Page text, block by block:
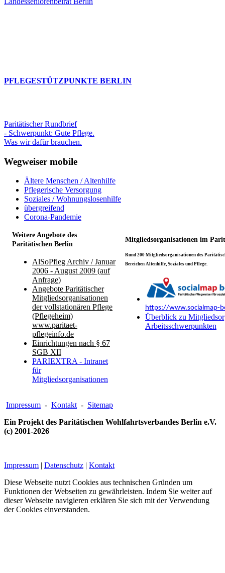
PFLEGESTÜTZPUNKTE BERLIN
Paritätischer Rundbrief
- Schwerpunkt: Gute Pflege.
Was wir dafür brauchen.
Wegweiser mobile
Ältere Menschen / Altenhilfe
Pflegerische Versorgung
Soziales / Wohnungslosenhilfe
übergreifend
Corona-Pandemie
Weitere Angebote des
Paritätischen Berlin
Mitgliedsorganisationen im
AlSoPfleg Archiv / Januar
2006 - August 2009 (auf
Anfrage)
Angebote Paritätischer
Mitgliedsorganisationen
der vollstationären Pflege
(Pflegeheim)
www.paritaet-
pflegeinfo.de
Einrichtungen nach § 67
SGB XII
PARIEXTRA - Intranet
für
Mitgliedsorganisationen
Rund 200 Mitgliedsorganisationen des
Bereichen Altenhilfe, Soziales und Pflege.
https://www.socialmap-
Überblick zu
Arbeitsschwerpunkten
Impressum - Kontakt - Sitemap
Ein Projekt des Paritätischen Wohlfahrtsverbandes Berlin e.V.
(c) 2001-2026
Impressum | Datenschutz | Kontakt
Diese Webseite nutzt Cookies aus technischen Gründen um
Funktionen der Webseiten zu gewährleisten. Indem Sie weiter auf
dieser Webseite navigieren erklären Sie sich mit der Verwendung
der Cookies einverstanden.